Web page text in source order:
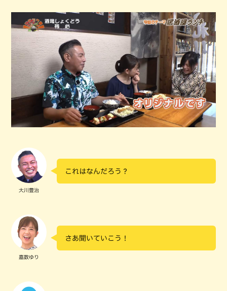
大川豊治
これはなんだろう？
嘉数ゆり
さあ聞いていこう！